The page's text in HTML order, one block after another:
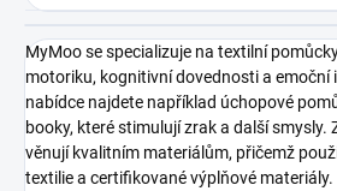
MyMoo se specializuje na textilní
motoriku, kognitivní dovednosti a emoční
nabídce najdete například úchopové
booky, které stimulují zrak a další smysly.
věnují kvalitním materiálům, přičemž
textilie a certifikované výplňové